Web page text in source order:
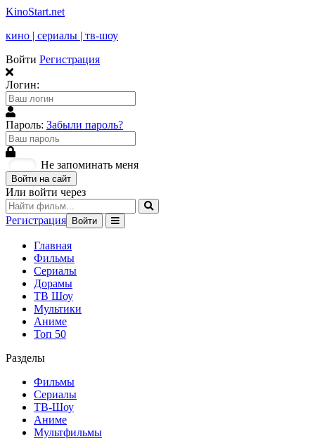
KinoStart.net
кино | сериалы | тв-шоу
Войти Регистрация
Логин:
Пароль: Забыли пароль?
Не запоминать меня
Войти на сайт
Или войти через
Регистрация Войти
Главная
Фильмы
Сериалы
Дорамы
ТВ Шоу
Мультики
Аниме
Топ 50
Разделы
Фильмы
Сериалы
ТВ-Шоу
Аниме
Мультфильмы